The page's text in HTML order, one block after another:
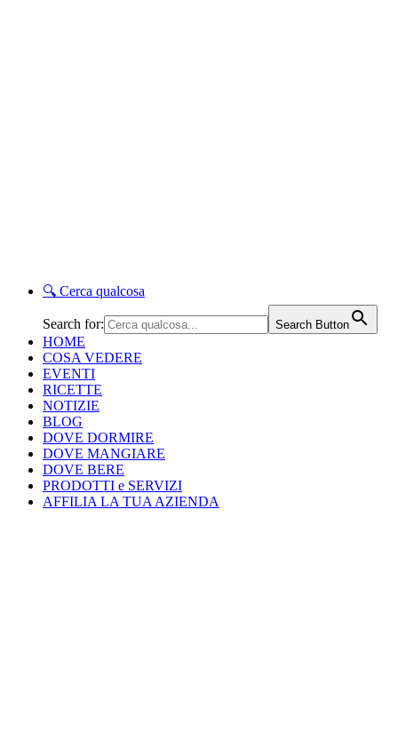
🔍 Cerca qualcosa
Search for: Search Button
HOME
COSA VEDERE
EVENTI
RICETTE
NOTIZIE
BLOG
DOVE DORMIRE
DOVE MANGIARE
DOVE BERE
PRODOTTI e SERVIZI
AFFILIA LA TUA AZIENDA